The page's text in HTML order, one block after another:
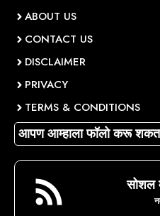
ABOUT US
CONTACT US
DISCLAIMER
PRIVACY
TERMS & CONDITIONS
आपण आम्हाला फॉलो करू
सोशल